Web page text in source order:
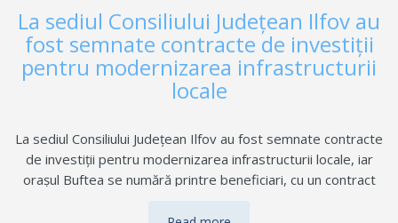
La sediul Consiliului Județean Ilfov au
fost semnate contracte de investiții
pentru modernizarea infrastructurii
locale
La sediul Consiliului Județean Ilfov au fost semnate contracte
de investiții pentru modernizarea infrastructurii locale, iar
orașul Buftea se numără printre beneficiari, cu un contract